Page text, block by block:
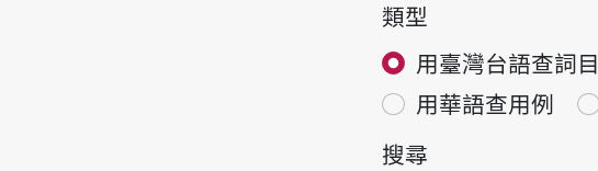
類型
用臺灣台語查詞目
用華語查用例
搜尋